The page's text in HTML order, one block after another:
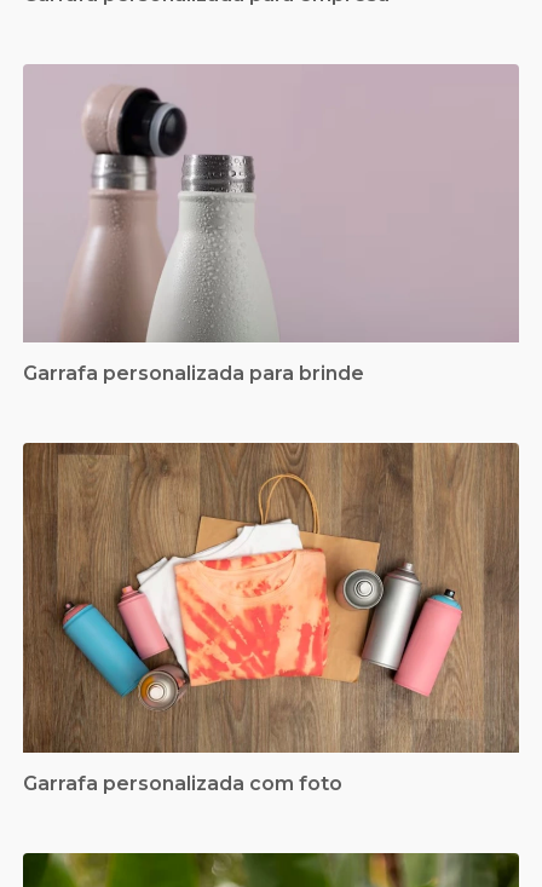
Garrafa personalizada para brinde
Garrafa personalizada com foto